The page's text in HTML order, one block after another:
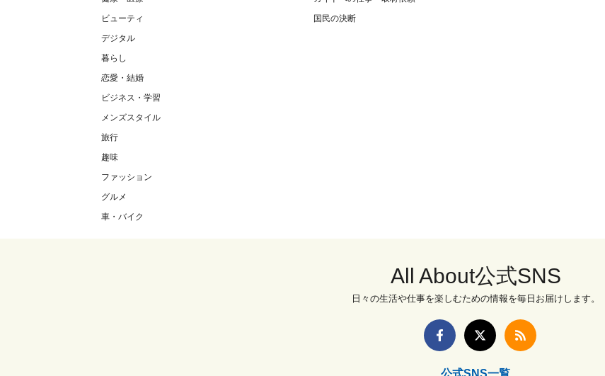
ビューティ
デジタル
暮らし
恋愛・結婚
ビジネス・学習
メンズスタイル
旅行
趣味
ファッション
グルメ
車・バイク
国民の決断
All About公式SNS
日々の生活や仕事を楽しむための情報を毎日お届けします。
公式SNS一覧